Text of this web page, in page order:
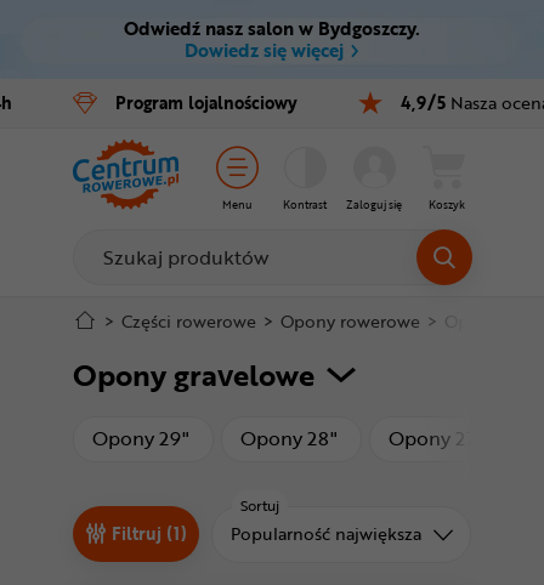
Ctrl M
Menu główne
Filtry
Produkty
Stopka
Mapa strony
Odwiedź nasz salon w Bydgoszczy.
Dowiedz się więcej
Program lojalnościowy 4,9/5 Nasza
Menu Kontrast Zaloguj się Koszyk
Rowery
E-bike
Części
Akcesoria
Odzież
Kaski
Buty
Odżywki
> Części rowerowe > Opony rowerowe > Opony
Opony gravelowe
Opony 29" produktyOpony 28" produktyOpony 27,5"
Filtruj (1)
Sortuj
Sortuj od
Popularność największa